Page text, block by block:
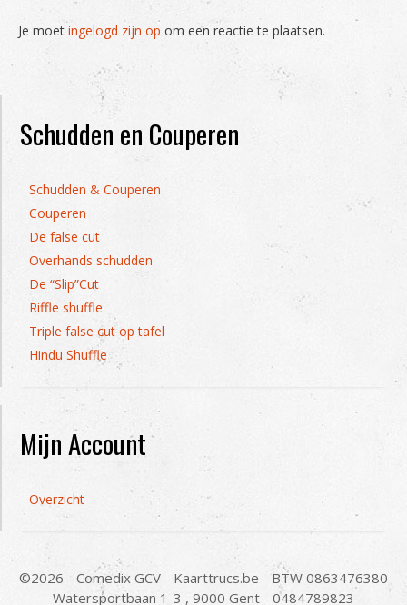
Je moet ingelogd zijn op om een reactie te plaatsen.
Schudden en Couperen
Schudden & Couperen
Couperen
De false cut
Overhands schudden
De “Slip”Cut
Riffle shuffle
Triple false cut op tafel
Hindu Shuffle
Mijn Account
Overzicht
©2026 - Comedix GCV - Kaarttrucs.be - BTW 0863476380
- Watersportbaan 1-3 , 9000 Gent - 0484789823 -